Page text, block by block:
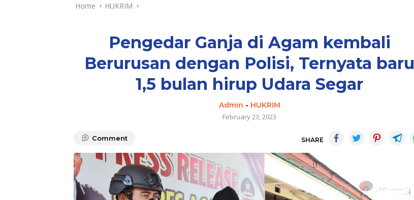
Home HUKRIM
Pengedar Ganja di Agam kembali
Berurusan dengan Polisi, Ternyata baru
1,5 bulan hirup Udara Segar
Admin - HUKRIM
February 23, 2023
Comment SHARE